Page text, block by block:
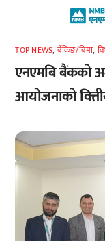
TOP NEWS, बैंकिङ/बिमा,
एनएमबि बैंकको
आयोजनाको